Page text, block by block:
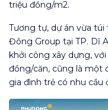
triệu đồng/m2.
Tương tự, dự án vừa túi
Đông Group tại TP. Dĩ
khởi công xây dựng,
đồng/căn, cũng là một
gia đình trẻ có nhu cầu